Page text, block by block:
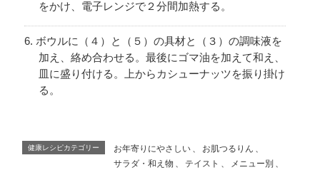
をかけ、電子レンジで２分間加熱する。
ボウルに（４）と（５）の具材と（３）の調味液を
加え、絡め合わせる。最後にゴマ油を加えて和え、
皿に盛り付ける。上からカシューナッツを振り掛け
る。
健康レシピカテゴリー お年寄りにやさしい 、 お肌つるりん 、
サラダ・和え物 、 テイスト 、 メニュー別 、